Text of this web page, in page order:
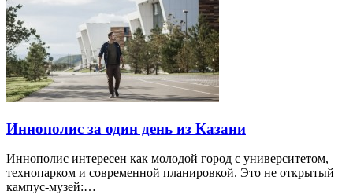
Иннополис за один день из Казани
Иннополис интересен как молодой город с университетом,
технопарком и современной планировкой. Это не открытый
кампус-музей:…